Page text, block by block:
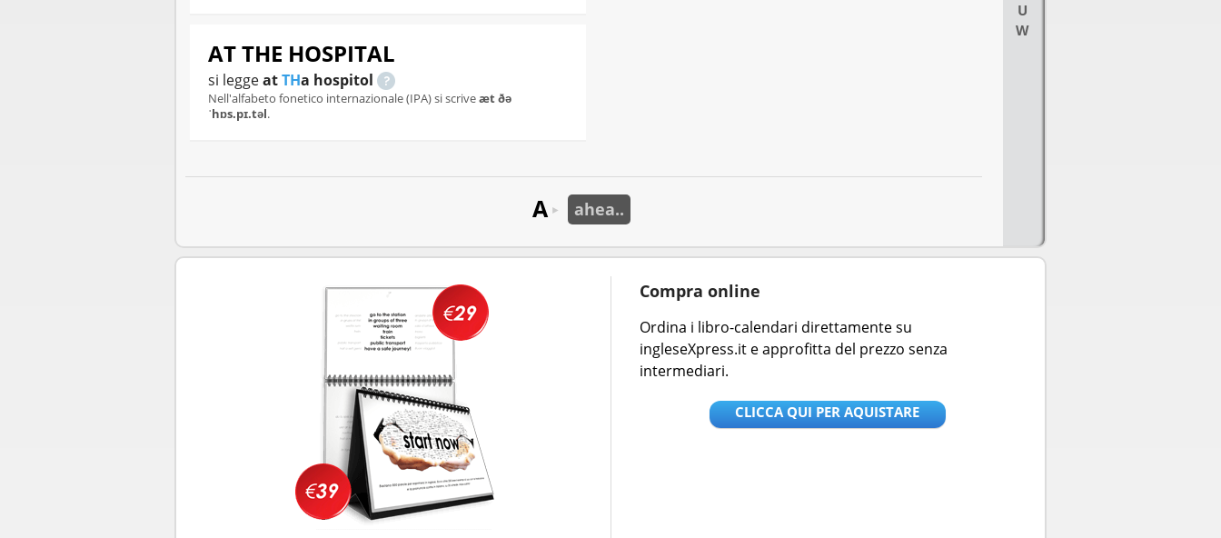
U
W
AT THE HOSPITAL
si leggeatTHa hospitol
Nell'alfabeto fonetico internazionale (IPA) si scriveæt ðə
ˈhɒs.pɪ.təl.
A ► ahea..
Compra online
Ordina i libro-calendari direttamente su
ingleseXpress.it e approfitta del prezzo senza
intermediari.
CLICCA QUI PER AQUISTARE